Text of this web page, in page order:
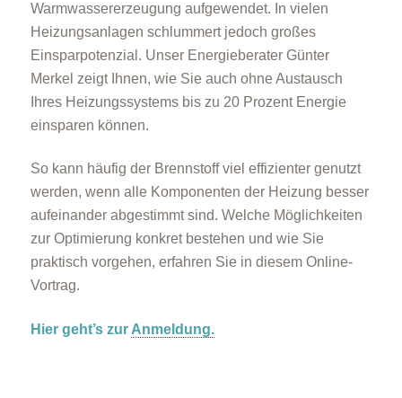
Warmwassererzeugung aufgewendet. In vielen
Heizungsanlagen schlummert jedoch großes
Einsparpotenzial. Unser Energieberater Günter
Merkel zeigt Ihnen, wie Sie auch ohne Austausch
Ihres Heizungssystems bis zu 20 Prozent Energie
einsparen können.
So kann häufig der Brennstoff viel effizienter genutzt
werden, wenn alle Komponenten der Heizung besser
aufeinander abgestimmt sind. Welche Möglichkeiten
zur Optimierung konkret bestehen und wie Sie
praktisch vorgehen, erfahren Sie in diesem Online-
Vortrag.
Hier geht’s zur Anmeldung.